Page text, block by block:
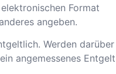
Format
angeben.
Werden darüber
angemessenes Entgelt